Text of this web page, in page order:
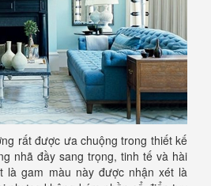
rất được ưa chuộng trong thiết kế
nhã đầy sang trọng, tinh tế và hài
là gam màu này được nhận xét là